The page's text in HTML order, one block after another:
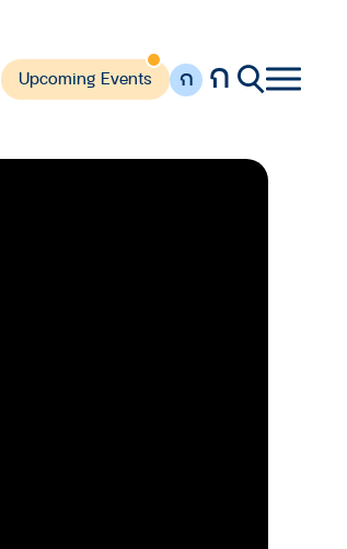
Upcoming Events ก ก